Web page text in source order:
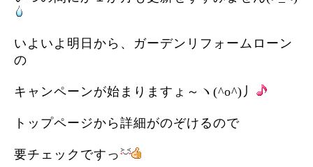
いよいよ明日から、ガーデンリフォームローン
の
キャンペーンが始まりますょ～ヽ(^o^)丿
トップページから詳細がのぞけるので
要チェックですっ